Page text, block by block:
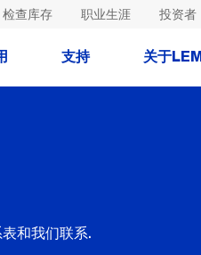
检查库存 职业生涯 投资者
支持 关于LEM
和我们联系.